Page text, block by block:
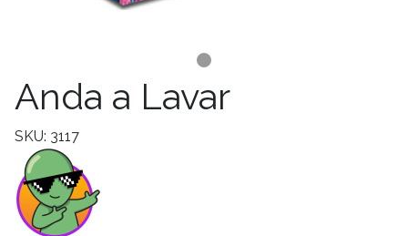
Anda a Lavar
SKU: 3117